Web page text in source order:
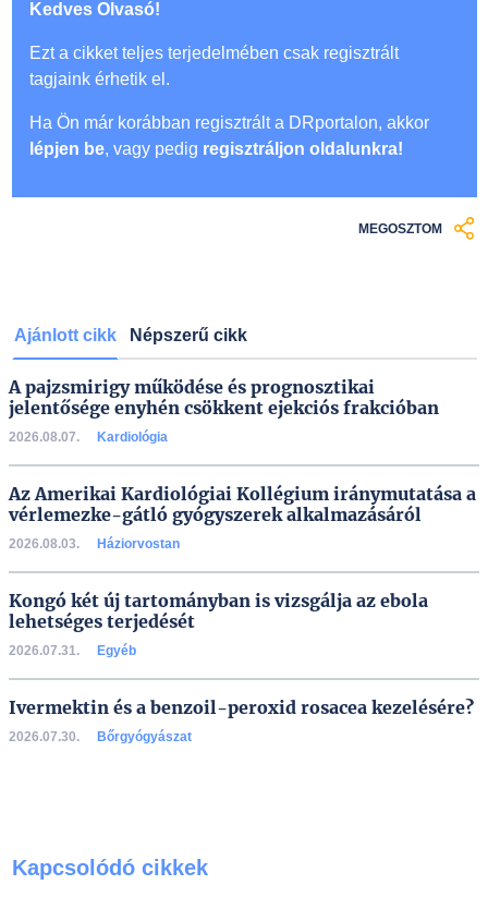
Kedves Olvasó!
Ezt a cikket teljes terjedelmében csak regisztrált
tagjaink érhetik el.
Ha Ön már korábban regisztrált a DRportalon, akkor
lépjen be, vagy pedig regisztráljon oldalunkra!
MEGOSZTOM
Ajánlott cikk Népszerű cikk
A pajzsmirigy működése és prognosztikai
jelentősége enyhén csökkent ejekciós frakcióban
2026.08.07. Kardiológia
Az Amerikai Kardiológiai Kollégium iránymutatása a
vérlemezke-gátló gyógyszerek alkalmazásáról
2026.08.03. Háziorvostan
Kongó két új tartományban is vizsgálja az ebola
lehetséges terjedését
2026.07.31. Egyéb
Ivermektin és a benzoil-peroxid rosacea kezelésére?
2026.07.30. Bőrgyógyászat
Kapcsolódó cikkek